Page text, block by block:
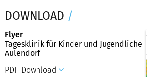
DOWNLOAD /
Flyer
Tagesklinik für Kinder und Jugendliche
Aulendorf
PDF-Download